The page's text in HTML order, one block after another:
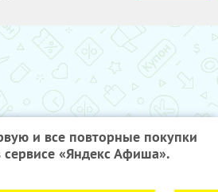
и все повторные покупки
сервисе «Яндекс Афиша».